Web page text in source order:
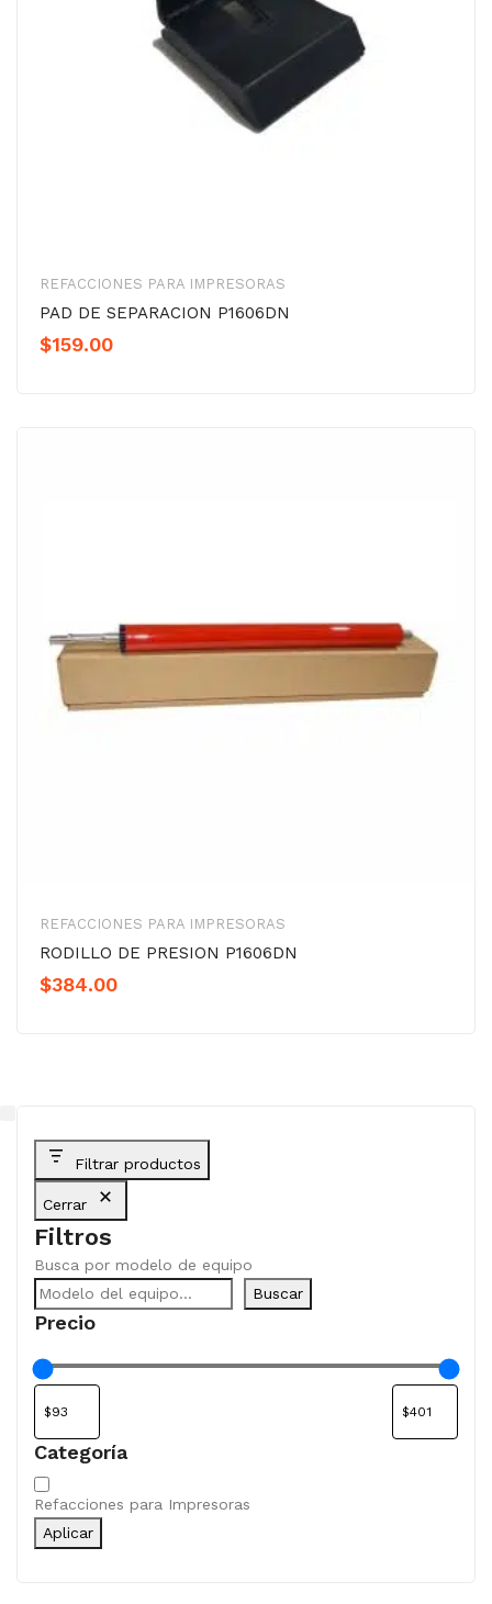
REFACCIONES PARA IMPRESORAS
PAD DE SEPARACION P1606DN
$159.00
REFACCIONES PARA IMPRESORAS
RODILLO DE PRESION P1606DN
$384.00
Filtrar productos
Cerrar
Filtros
Busca por modelo de equipo
Buscar
Precio
Categoría
Categoría
Refacciones para Impresoras
Aplicar